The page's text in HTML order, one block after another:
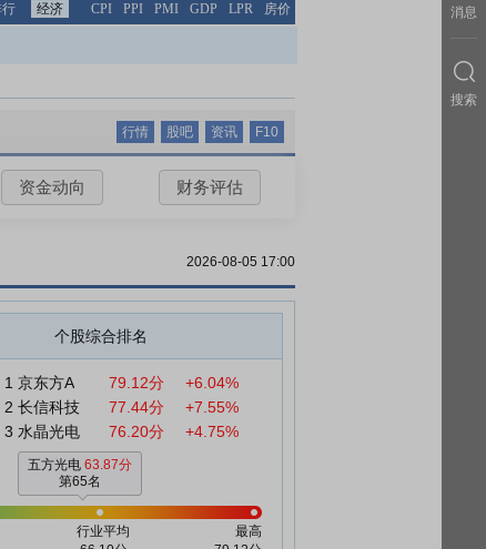
经济 CPI PPI PMI GDP LPR 房价
行情 股吧 资讯 F10
资金动向 财务评估
2026-08-05 17:00
个股综合排名
1 京东方A 79.12分
+6.04%
2 长信科技 77.44分
+7.55%
3 水晶光电 76.20分 +4.75%
五方光电 63.87分
第65名
行业平均
最高
消息
搜索